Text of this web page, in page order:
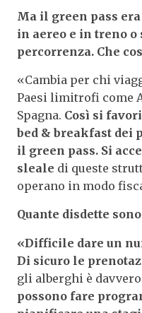
Ma il green pass
in aereo e in treno
percorrenza. Che
«Cambia per chi
Paesi limitrofi come
Spagna. Così si
bed & breakfast dei
il green pass. Si
sleale di queste
operano in modo
Quante disdette
«Difficile dare un
Di sicuro le
gli alberghi è
possono fare